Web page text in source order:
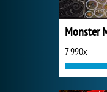
7 990x